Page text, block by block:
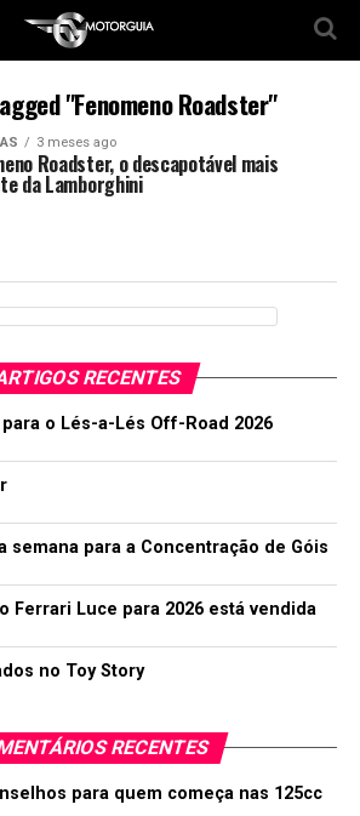
"Fenomeno Roadster"
3 meses ago
Roadster, o descapotável mais
da Lamborghini
RECENTES
o Lés-a-Lés Off-Road 2026
semana para a Concentração de Góis
Ferrari Luce para 2026 está vendida
no Toy Story
RECENTES
para quem começa nas 125cc